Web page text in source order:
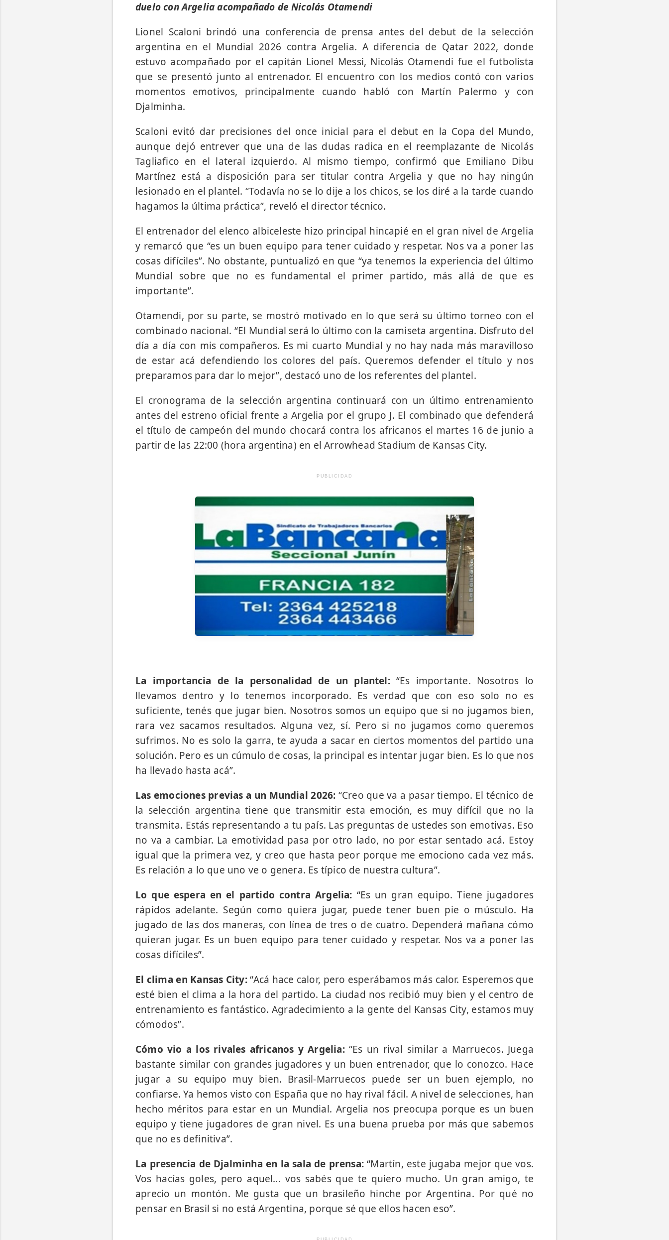
duelo con Argelia acompañado de Nicolás Otamendi
Lionel Scaloni brindó una conferencia de prensa antes del debut de la selección
argentina en el Mundial 2026 contra Argelia. A diferencia de Qatar 2022, donde
estuvo acompañado por el capitán Lionel Messi, Nicolás Otamendi fue el futbolista
que se presentó junto al entrenador. El encuentro con los medios contó con varios
momentos emotivos, principalmente cuando habló con Martín Palermo y con
Djalminha.
Scaloni evitó dar precisiones del once inicial para el debut en la Copa del Mundo,
aunque dejó entrever que una de las dudas radica en el reemplazante de Nicolás
Tagliafico en el lateral izquierdo. Al mismo tiempo, confirmó que Emiliano Dibu
Martínez está a disposición para ser titular contra Argelia y que no hay ningún
lesionado en el plantel. “Todavía no se lo dije a los chicos, se los diré a la tarde cuando
hagamos la última práctica”, reveló el director técnico.
El entrenador del elenco albiceleste hizo principal hincapié en el gran nivel de Argelia
y remarcó que “es un buen equipo para tener cuidado y respetar. Nos va a poner las
cosas difíciles”. No obstante, puntualizó en que “ya tenemos la experiencia del último
Mundial sobre que no es fundamental el primer partido, más allá de que es
importante”.
Otamendi, por su parte, se mostró motivado en lo que será su último torneo con el
combinado nacional. “El Mundial será lo último con la camiseta argentina. Disfruto del
día a día con mis compañeros. Es mi cuarto Mundial y no hay nada más maravilloso
de estar acá defendiendo los colores del país. Queremos defender el título y nos
preparamos para dar lo mejor”, destacó uno de los referentes del plantel.
El cronograma de la selección argentina continuará con un último entrenamiento
antes del estreno oficial frente a Argelia por el grupo J. El combinado que defenderá
el título de campeón del mundo chocará contra los africanos el martes 16 de junio a
partir de las 22:00 (hora argentina) en el Arrowhead Stadium de Kansas City.
PUBLICIDAD
La importancia de la personalidad de un plantel:“Es importante. Nosotros lo
llevamos dentro y lo tenemos incorporado. Es verdad que con eso solo no es
suficiente, tenés que jugar bien. Nosotros somos un equipo que si no jugamos bien,
rara vez sacamos resultados. Alguna vez, sí. Pero si no jugamos como queremos
sufrimos. No es solo la garra, te ayuda a sacar en ciertos momentos del partido una
solución. Pero es un cúmulo de cosas, la principal es intentar jugar bien. Es lo que nos
ha llevado hasta acá”.
Las emociones previas a un Mundial 2026: “Creo que va a pasar tiempo. El técnico de
la selección argentina tiene que transmitir esta emoción, es muy difícil que no la
transmita. Estás representando a tu país. Las preguntas de ustedes son emotivas. Eso
no va a cambiar. La emotividad pasa por otro lado, no por estar sentado acá. Estoy
igual que la primera vez, y creo que hasta peor porque me emociono cada vez más.
Es relación a lo que uno ve o genera. Es típico de nuestra cultura”.
Lo que espera en el partido contra Argelia: “Es un gran equipo. Tiene jugadores
rápidos adelante. Según como quiera jugar, puede tener buen pie o músculo. Ha
jugado de las dos maneras, con línea de tres o de cuatro. Dependerá mañana cómo
quieran jugar. Es un buen equipo para tener cuidado y respetar. Nos va a poner las
cosas difíciles”.
El clima en Kansas City:“Acá hace calor, pero esperábamos más calor. Esperemos que
esté bien el clima a la hora del partido. La ciudad nos recibió muy bien y el centro de
entrenamiento es fantástico. Agradecimiento a la gente del Kansas City, estamos muy
cómodos”.
Cómo vio a los rivales africanos y Argelia:“Es un rival similar a Marruecos. Juega
bastante similar con grandes jugadores y un buen entrenador, que lo conozco. Hace
jugar a su equipo muy bien. Brasil-Marruecos puede ser un buen ejemplo, no
confiarse. Ya hemos visto con España que no hay rival fácil. A nivel de selecciones, han
hecho méritos para estar en un Mundial. Argelia nos preocupa porque es un buen
equipo y tiene jugadores de gran nivel. Es una buena prueba por más que sabemos
que no es definitiva”.
La presencia de Djalminha en la sala de prensa: “Martín, este jugaba mejor que vos.
Vos hacías goles, pero aquel... vos sabés que te quiero mucho. Un gran amigo, te
aprecio un montón. Me gusta que un brasileño hinche por Argentina. Por qué no
pensar en Brasil si no está Argentina, porque sé que ellos hacen eso”.